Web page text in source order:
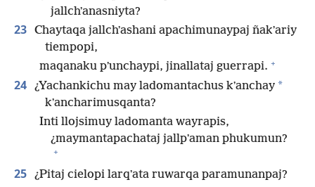
jallchʼanasniyta?
23 Chaytaqa jallchʼashani apachimunaypaj ñakʼariy
tiempopi,
maqanaku pʼunchaypi, jinallataj guerrapi. +
24 ¿Yachankichu may ladomantachus kʼanchay *
kʼancharimusqanta?
Inti llojsimuy ladomanta wayrapis,
¿maymantapachataj jallpʼaman phukumun?
+
25 ¿Pitaj cielopi larqʼata ruwarqa paramunanpaj?